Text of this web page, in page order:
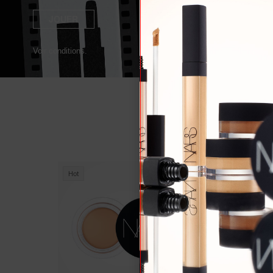
Voir conditions.
Hot Hot